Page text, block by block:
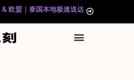
欧盟｜泰国本地极速送达